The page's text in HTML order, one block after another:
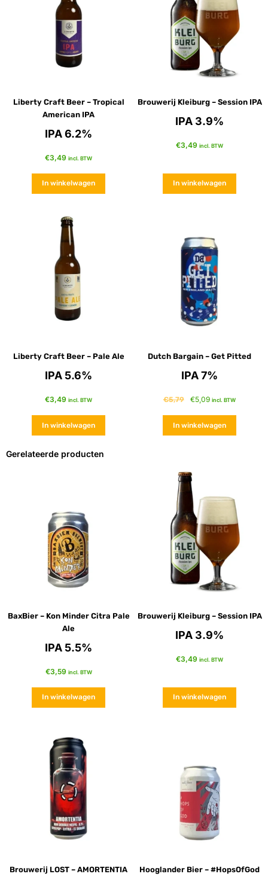
Liberty Craft Beer – Tropical
American IPA
IPA 6.2%
€3,49 incl. BTW
In winkelwagen
Brouwerij Kleiburg – Session IPA
IPA 3.9%
€3,49 incl. BTW
In winkelwagen
Liberty Craft Beer – Pale Ale
IPA 5.6%
€3,49 incl. BTW
In winkelwagen
Dutch Bargain – Get Pitted
IPA 7%
€5,79 €5,09 incl. BTW
In winkelwagen
Gerelateerde producten
BaxBier – Kon Minder Citra Pale
Ale
IPA 5.5%
€3,59 incl. BTW
In winkelwagen
Brouwerij Kleiburg – Session IPA
IPA 3.9%
€3,49 incl. BTW
In winkelwagen
Brouwerij LOST – AMORTENTIA Hooglander Bier – #HopsOfGod